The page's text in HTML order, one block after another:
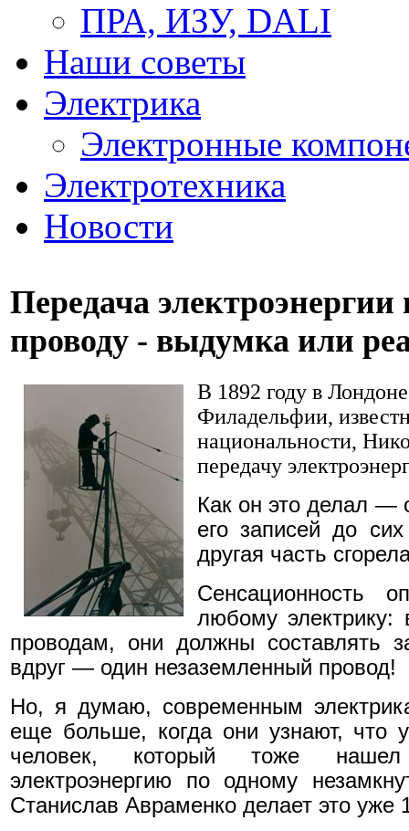
ПРА, ИЗУ, DALI
Наши советы
Электрика
Электронные
Электротехника
Новости
Передача электроэнергии
проводу - выдумка или
В 1892 году в
Филадельфии,
национальности,
передачу
Как он это делал —
его записей до
другая часть
Сенсационность
любому
проводам, они должны составлять
вдруг — один незаземленный провод!
Но, я думаю, современным
еще больше, когда они узнают, что
человек, который тоже нашел
электроэнергию по одному
Станислав Авраменко делает это уже